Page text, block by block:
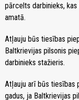
pārcelts darbinieks,
amatā.
Atļauju būs tiesības
Baltkrievijas pilsonis
darbinieks stažieris.
Atļauju arī būs tiesības
gadus, ja Baltkrievijas